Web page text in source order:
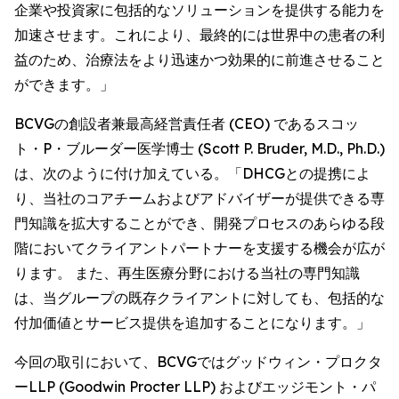
企業や投資家に包括的なソリューションを提供する能力を
加速させます。これにより、最終的には世界中の患者の利
益のため、治療法をより迅速かつ効果的に前進させること
ができます。」
BCVGの創設者兼最高経営責任者 (CEO) であるスコッ
ト・P・ブルーダー医学博士 (Scott P. Bruder, M.D., Ph.D.)
は、次のように付け加えている。「DHCGとの提携によ
り、当社のコアチームおよびアドバイザーが提供できる専
門知識を拡大することができ、開発プロセスのあらゆる段
階においてクライアントパートナーを支援する機会が広が
ります。 また、再生医療分野における当社の専門知識
は、当グループの既存クライアントに対しても、包括的な
付加価値とサービス提供を追加することになります。」
今回の取引において、BCVGではグッドウィン・プロクタ
ーLLP (Goodwin Procter LLP) およびエッジモント・パ